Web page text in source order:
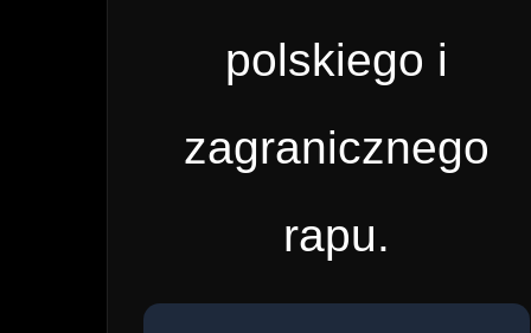
polskiego i
zagranicznego
rapu.